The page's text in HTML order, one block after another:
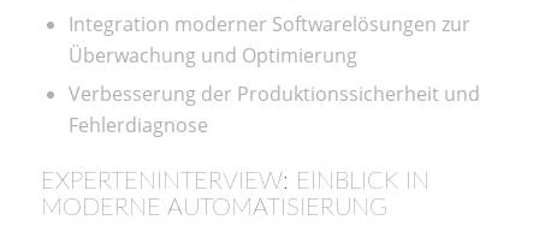
Integration moderner Softwarelösungen zur
Überwachung und Optimierung
Verbesserung der Produktionssicherheit und
Fehlerdiagnose
EXPERTENINTERVIEW: EINBLICK IN
MODERNE AUTOMATISIERUNG